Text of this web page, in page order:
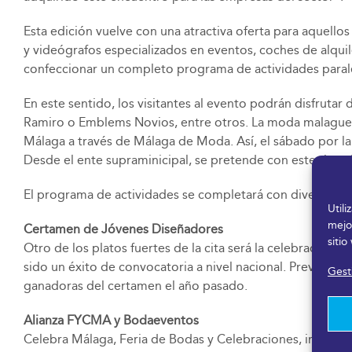
sitio
Esta edición vuelve con una atractiva oferta para
y videógrafos especializados en eventos, coches de
confeccionar un completo programa de actividades
En este sentido, los visitantes al evento podrán disfrutar
Ramiro o Emblems Novios, entre otros. La moda
Málaga a través de Málaga de Moda. Así, el sábado por
Desde el ente supraminicipal, se pretende con este tipo
El programa de actividades se completará con diversas
Certamen de Jóvenes Diseñadores
Otro de los platos fuertes de la cita será la celebración
sido un éxito de convocatoria a nivel nacional. Previo al
ganadoras del certamen el año pasado.
Alianza FYCMA y Bodaeventos
Celebra Málaga, Feria de Bodas y Celebraciones, inició